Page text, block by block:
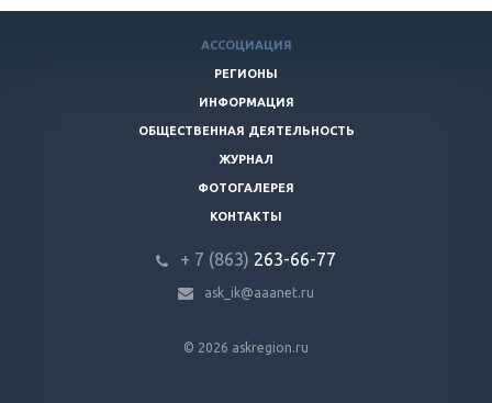
АССОЦИАЦИЯ
РЕГИОНЫ
ИНФОРМАЦИЯ
ОБЩЕСТВЕННАЯ ДЕЯТЕЛЬНОСТЬ
ЖУРНАЛ
ФОТОГАЛЕРЕЯ
КОНТАКТЫ
+ 7 (863) 263-66-77
ask_ik@aaanet.ru
© 2026 askregion.ru